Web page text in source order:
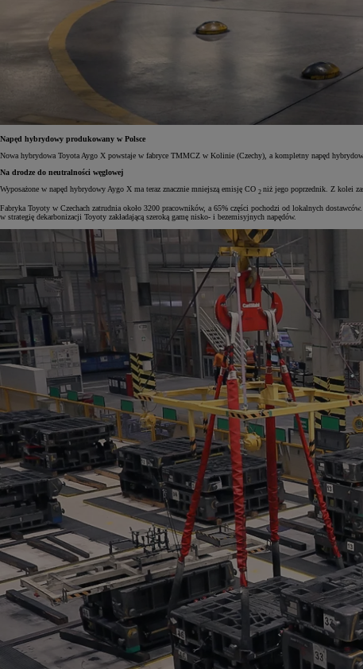
Napęd hybrydowy produkowany w Polsce
Nowa hybrydowa Toyota Aygo X powstaje w fabryce TMMCZ w Kolinie (Czechy), a kompletny napęd
Na drodze do neutralności węglowej
Wyposażone w napęd hybrydowy Aygo X ma teraz znacznie mniejszą emisję CO 2 niż jego poprzednik. Z kolei
Fabryka Toyoty w Czechach zatrudnia około 3200 pracowników, a 65% części pochodzi od lokalnych
w strategię dekarbonizacji Toyoty zakładającą szeroką gamę nisko- i bezemisyjnych napędów.